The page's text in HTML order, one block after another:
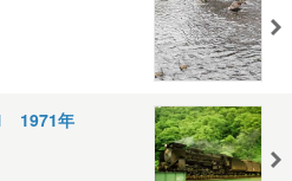
1971年